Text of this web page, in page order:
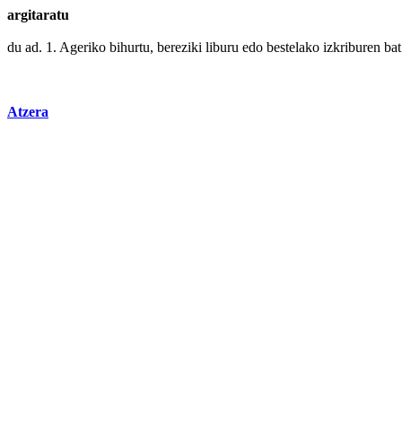
argitaratu
du ad. 1. Ageriko bihurtu, bereziki liburu edo bestelako izkriburen
Atzera